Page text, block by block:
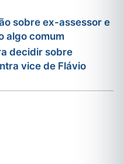
sobre ex-assessor e
algo comum
decidir sobre
vice de Flávio